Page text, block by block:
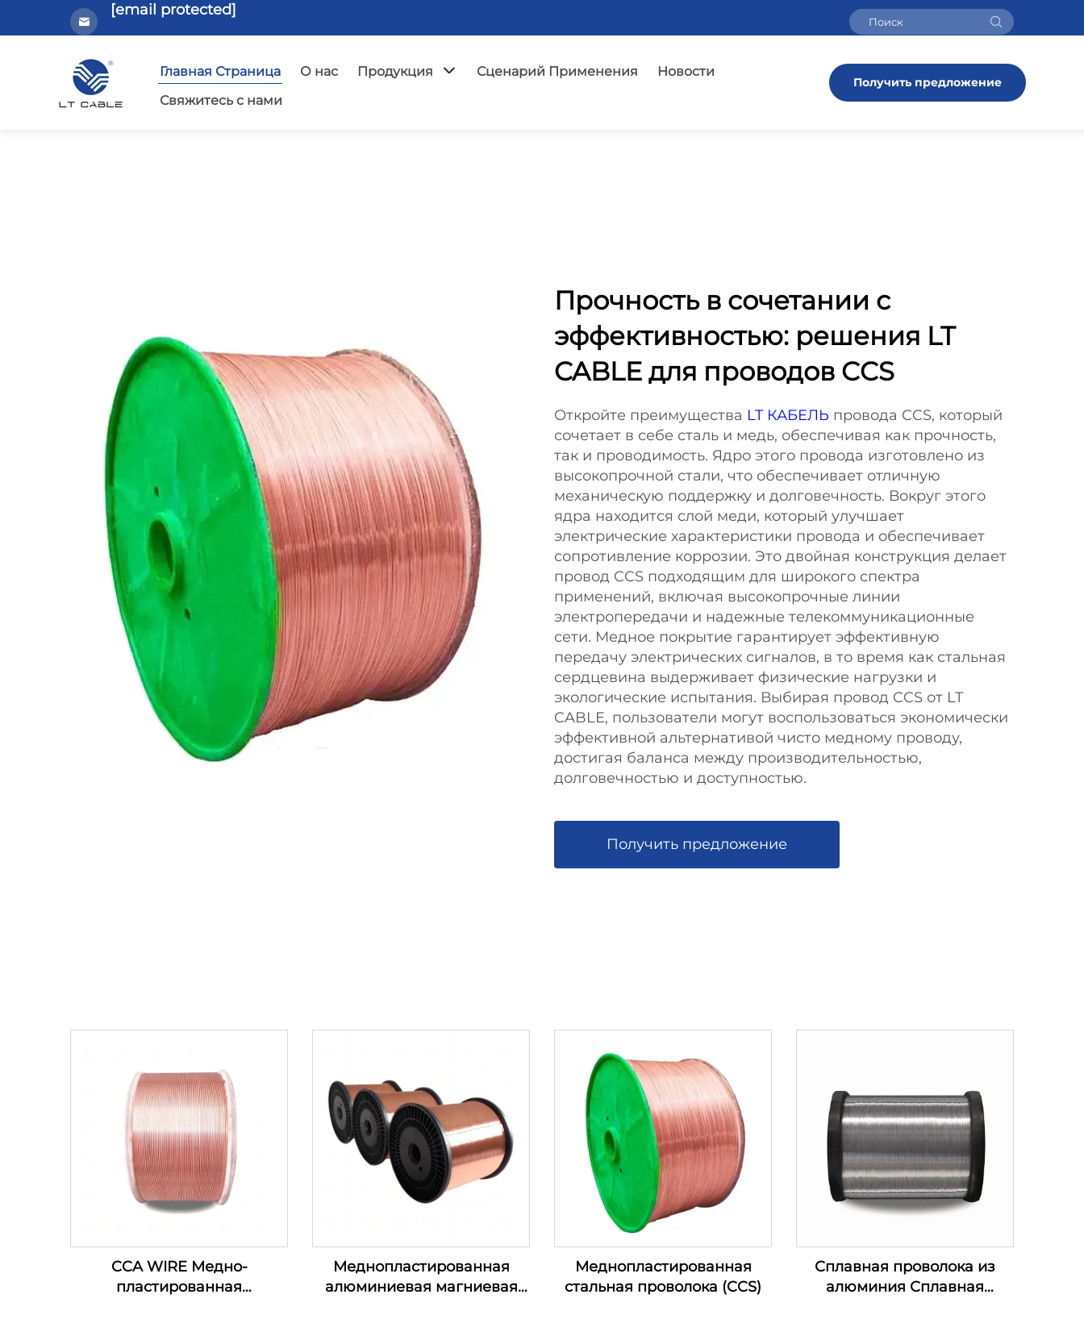
[email protected]
Главная Страница О нас Продукция Сценарий Применения
Новости
Свяжитесь с нами
Получить предложение
Прочность в сочетании с
эффективностью: решения LT
CABLE для проводов CCS
Откройте преимущества LT КАБЕЛЬ провода CCS, который
сочетает в себе сталь и медь, обеспечивая как прочность,
так и проводимость. Ядро этого провода изготовлено из
высокопрочной стали, что обеспечивает отличную
механическую поддержку и долговечность. Вокруг этого
ядра находится слой меди, который улучшает
электрические характеристики провода и обеспечивает
сопротивление коррозии. Это двойная конструкция делает
провод CCS подходящим для широкого спектра
применений, включая высокопрочные линии
электропередачи и надежные телекоммуникационные
сети. Медное покрытие гарантирует эффективную
передачу электрических сигналов, в то время как стальная
сердцевина выдерживает физические нагрузки и
экологические испытания. Выбирая провод CCS от LT
CABLE, пользователи могут воспользоваться экономически
эффективной альтернативой чисто медному проводу,
достигая баланса между производительностью,
долговечностью и доступностью.
Получить предложение
CCA WIRE Медно-
пластированная
Меднопластированная
алюминиевая магниевая
Меднопластированная
стальная проволока (CCS)
Сплавная проволока из
алюминия Сплавная